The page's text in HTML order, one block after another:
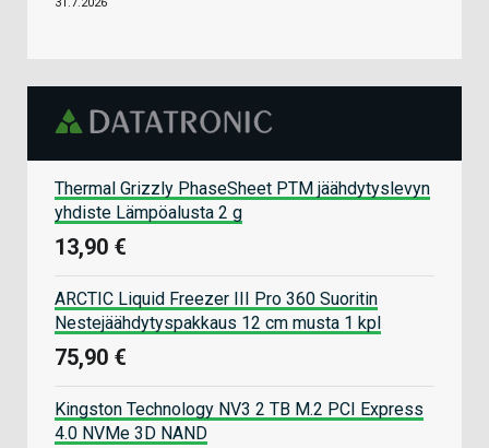
31.7.2026
Thermal Grizzly PhaseSheet PTM jäähdytyslevyn
yhdiste Lämpöalusta 2 g
13,90 €
ARCTIC Liquid Freezer III Pro 360 Suoritin
Nestejäähdytyspakkaus 12 cm musta 1 kpl
75,90 €
Kingston Technology NV3 2 TB M.2 PCI Express
4.0 NVMe 3D NAND